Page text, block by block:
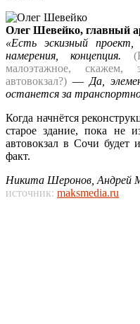
Олег Шевейко, главный
«Есть эскизный
намерения, концепция.
малоэтажное, скажем,
автовокзал?) — Да,
останется за
Когда начнётся
старое здание, пока не
автовокзал в Сочи
факт.
Никита Шеронов, Андрей
источник: maksmedia.ru